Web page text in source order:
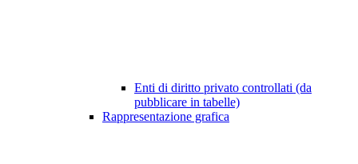
Enti di diritto privato controllati (da
pubblicare in tabelle)
Rappresentazione grafica